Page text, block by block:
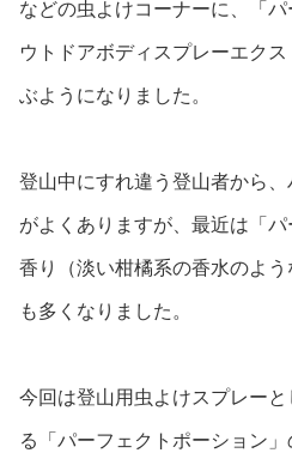
などの虫よけコーナーに、「
ウトドアボディスプレーエク
ぶようになりました。
登山中にすれ違う登山者から
がよくありますが、最近は「
香り（淡い柑橘系の香水のよ
も多くなりました。
今回は登山用虫よけスプレー
る「パーフェクトポーション